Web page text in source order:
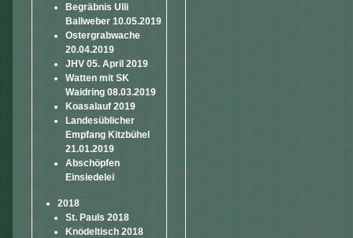
Begräbnis Ulli
Ballweber 10.05.2019
Ostergrabwache
20.04.2019
JHV 05. April 2019
Watten mit SK
Waidring 08.03.2019
Koasalauf 2019
Landesüblicher
Empfang Kitzbühel
21.01.2019
Abschöpfen
Einsiedelei
2018
St. Pauls 2018
Knödeltisch 2018